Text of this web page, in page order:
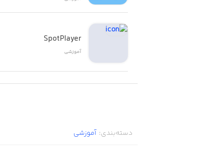
SpotPlayer
آموزشی
دسته‌بندی: آموزشی